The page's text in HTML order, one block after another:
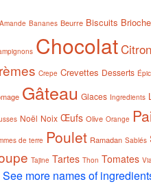
Amande Bananes Beurre Biscuits
Chocolat
Crepe Crevettes Desserts
Gâteau Glaces Ingredients
Noël Noix Œufs Olive Orange
de terre Poulet Ramadan Sablés
Tajine Tartes Thon Tomates
See more names of